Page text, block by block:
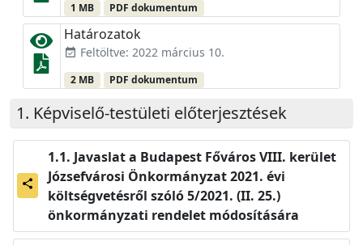
1 MB PDF dokumentum
Határozatok
event_available Feltöltve: 2022 március 10.
2 MB PDF dokumentum
Képviselő-testületi előterjesztések
share
Javaslat a Budapest Főváros VIII. kerület
Józsefvárosi Önkormányzat 2021. évi
költségvetésről szóló 5/2021. (II. 25.)
önkormányzati rendelet módosítására